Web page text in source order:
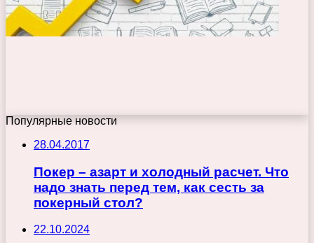
Популярные новости
28.04.2017
Покер – азарт и холодный расчет. Что
надо знать перед тем, как сесть за
покерный стол?
22.10.2024